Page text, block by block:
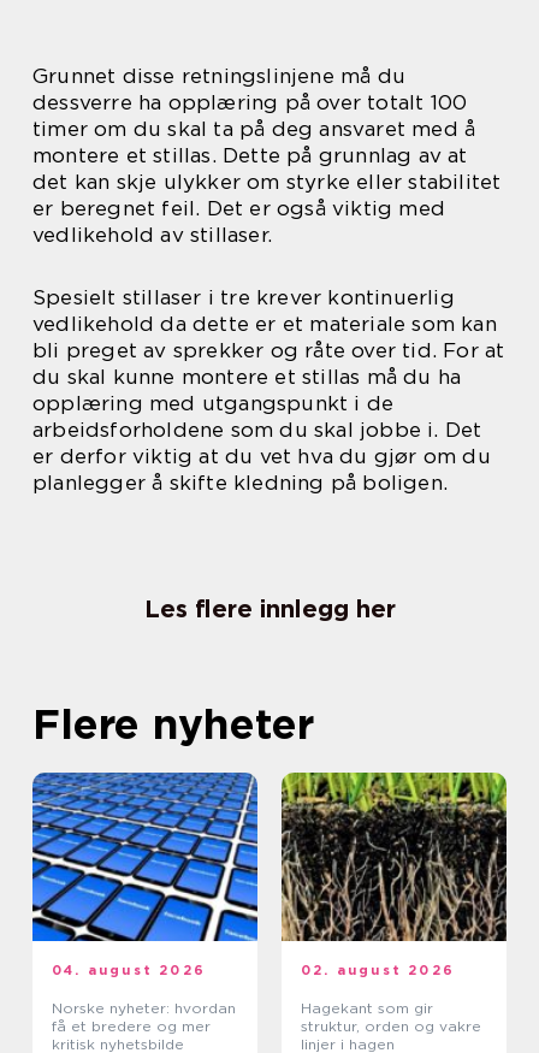
Grunnet disse retningslinjene må du
dessverre ha opplæring på over totalt 100
timer om du skal ta på deg ansvaret med å
montere et stillas. Dette på grunnlag av at
det kan skje ulykker om styrke eller stabilitet
er beregnet feil. Det er også viktig med
vedlikehold av stillaser.
Spesielt stillaser i tre krever kontinuerlig
vedlikehold da dette er et materiale som kan
bli preget av sprekker og råte over tid. For at
du skal kunne montere et stillas må du ha
opplæring med utgangspunkt i de
arbeidsforholdene som du skal jobbe i. Det
er derfor viktig at du vet hva du gjør om du
planlegger å skifte kledning på boligen.
Les flere innlegg her
Flere nyheter
04. august 2026
Norske nyheter: hvordan
få et bredere og mer
kritisk nyhetsbilde
02. august 2026
Hagekant som gir
struktur, orden og vakre
linjer i hagen